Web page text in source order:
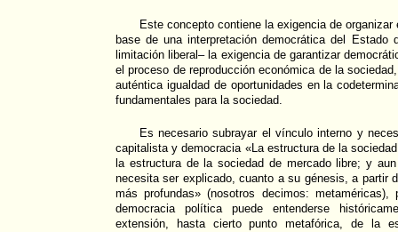
Este concepto contiene la exigencia de
base de una interpretación democrática del Estado
limitación liberal– la exigencia de garantizar
el proceso de reproducción económica de la
auténtica igualdad de oportunidades en la
fundamentales para la sociedad.
Es necesario subrayar el vínculo interno y
capitalista y democracia «La estructura de la
la estructura de la sociedad de mercado libre; y
necesita ser explicado, cuanto a su génesis, a partir
más profundas» (nosotros decimos:
democracia política puede entenderse
extensión, hasta cierto punto metafórica, de la